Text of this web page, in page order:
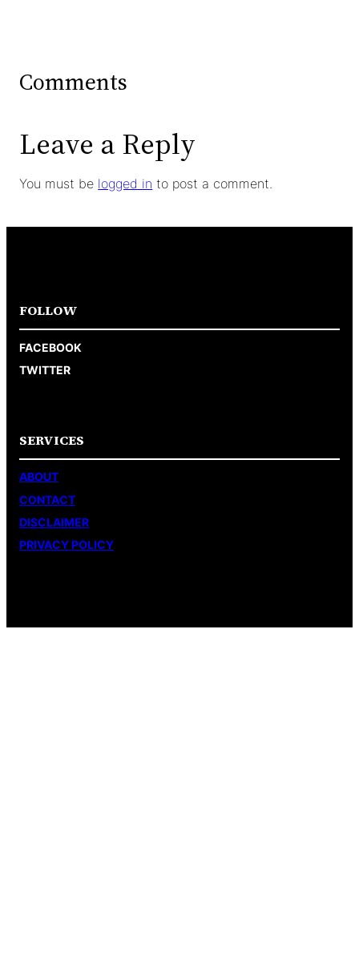
Comments
Leave a Reply
You must be logged in to post a comment.
FOLLOW
FACEBOOK
TWITTER
SERVICES
ABOUT
CONTACT
DISCLAIMER
PRIVACY POLICY